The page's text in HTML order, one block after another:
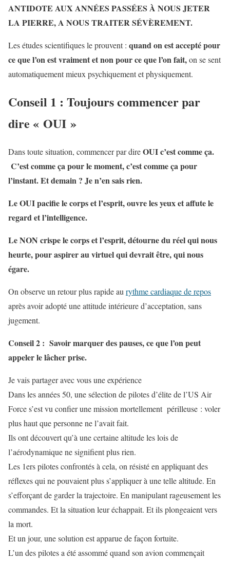
ANTIDOTE AUX ANNÉES PASSÉES À NOUS JETER
LA PIERRE, A NOUS TRAITER SÉVÈREMENT.
Les études scientifiques le prouvent : quand on est accepté pour
ce que l’on est vraiment et non pour ce que l’on fait,on se sent
automatiquement mieux psychiquement et physiquement.
Conseil 1 : Toujours commencer par
dire « OUI »
Dans toute situation, commencer par direOUI c’est comme ça.
C’est comme ça pour le moment, c’est comme ça pour
l’instant. Et demain ? Je n’en sais rien.
Le OUI pacifie le corps et l’esprit, ouvre les yeux et affute le
regard et l’intelligence.
Le NON crispe le corps et l’esprit, détourne du réel qui nous
heurte, pour aspirer au virtuel qui devrait être, qui nous
égare.
On observe un retour plus rapide aurythme cardiaque de repos
après avoir adopté une attitude intérieure d’acceptation, sans
jugement.
Conseil 2 : Savoir marquer des pauses, ce que l’on peut
appeler le lâcher prise.
Je vais partager avec vous une expérience
Dans les années 50, une sélection de pilotes d’élite de l’US Air
Force s’est vu confier une mission mortellement périlleuse : voler
plus haut que personne ne l’avait fait.
Ils ont découvert qu’à une certaine altitude les lois de
l’aérodynamique ne signifient plus rien.
Les 1ers pilotes confrontés à cela, on résisté en appliquant des
réflexes qui ne pouvaient plus s’appliquer à une telle altitude. En
s’efforçant de garder la trajectoire. En manipulant rageusement les
commandes. Et la situation leur échappait. Et ils plongeaient vers
la mort.
Et un jour, une solution est apparue de façon fortuite.
L’un des pilotes a été assommé quand son avion commençait